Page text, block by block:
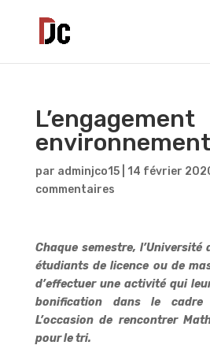
L’engagement
par adminjco15| 14 février
commentaires
Chaque semestre, l’Université
étudiants de licence ou de
d’effectuer une activité qui
bonification dans le
L’occasion de rencontrer
pour le tri.